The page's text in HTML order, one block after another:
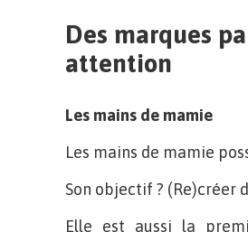
Des marques
attention
Les mains de mamie
Les mains de mamie
Son objectif ? (Re)créer
Elle est aussi la